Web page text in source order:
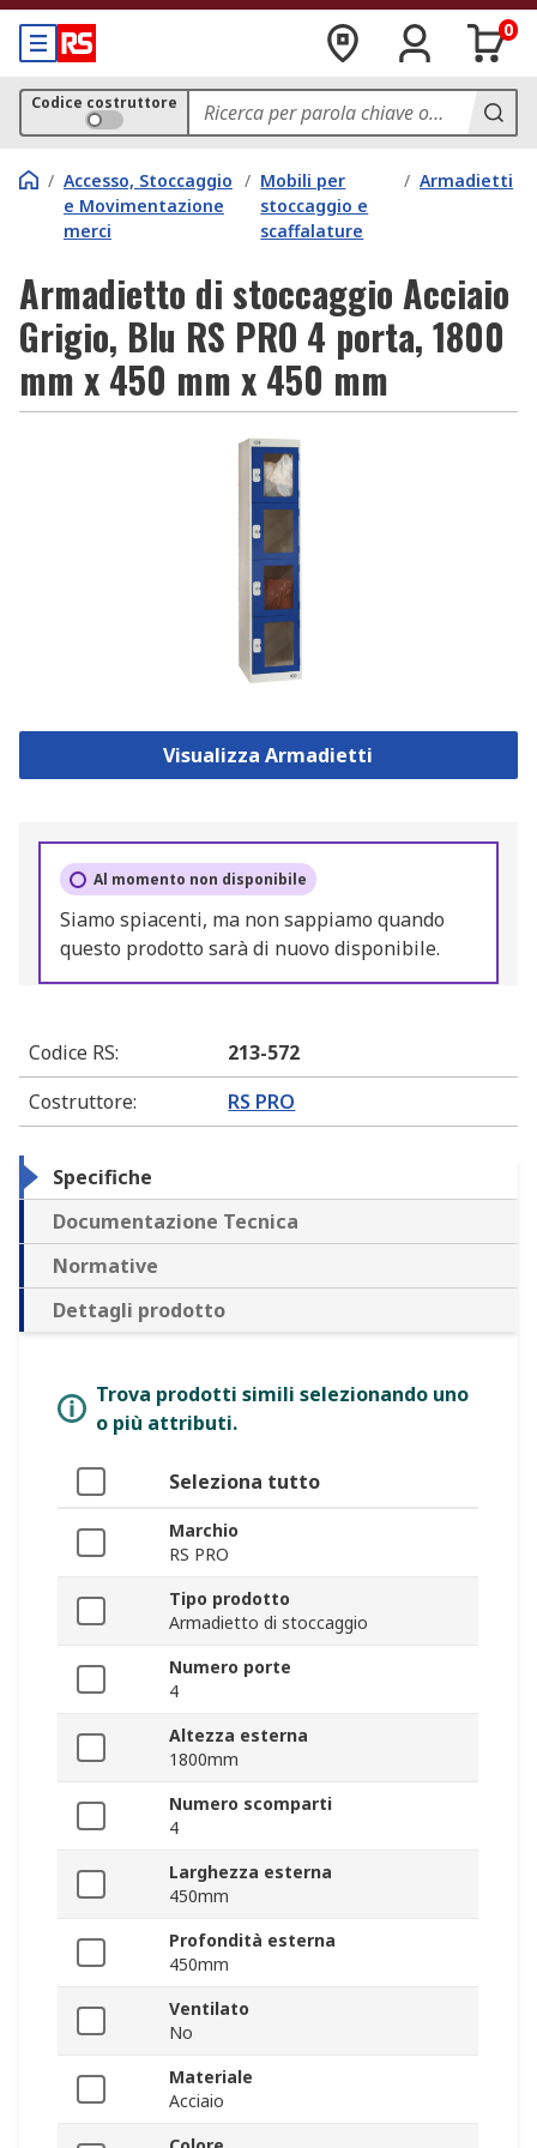
0
Codice costruttore
/ Accesso, Stoccaggio
e Movimentazione
merci
/ Mobili per
stoccaggio e
scaffalature
/ Armadietti
Armadietto di stoccaggio Acciaio
Grigio, Blu RS PRO 4 porta, 1800
mm x 450 mm x 450 mm
Visualizza Armadietti
Al momento non disponibile
Siamo spiacenti, ma non sappiamo quando
questo prodotto sarà di nuovo disponibile.
Codice RS:
213-572
Costruttore: RS PRO
Specifiche
Documentazione Tecnica
Normative
Dettagli prodotto
Trova prodotti simili selezionando uno
o più attributi.
Seleziona tutto
Marchio
RS PRO
Tipo prodotto
Armadietto di stoccaggio
Numero porte
4
Altezza esterna
1800mm
Numero scomparti
4
Larghezza esterna
450mm
Profondità esterna
450mm
Ventilato
No
Materiale
Acciaio